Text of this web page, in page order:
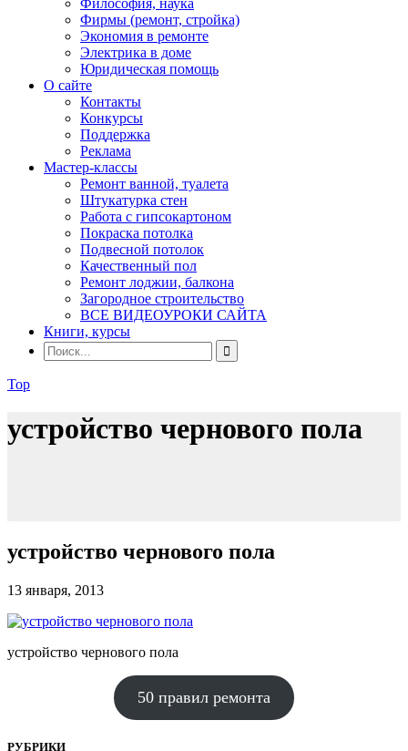
Философия, наука
Фирмы (ремонт, стройка)
Экономия в ремонте
Электрика в доме
Юридическая помощь
О сайте
Контакты
Конкурсы
Поддержка
Реклама
Мастер-классы
Ремонт ванной, туалета
Штукатурка стен
Работа с гипсокартоном
Покраска потолка
Подвесной потолок
Качественный пол
Ремонт лоджии, балкона
Загородное строительство
ВСЕ ВИДЕОУРОКИ САЙТА
Книги, курсы
Top
устройство чернового пола
устройство чернового пола
13 января, 2013
устройство чернового пола
50 правил ремонта
РУБРИКИ